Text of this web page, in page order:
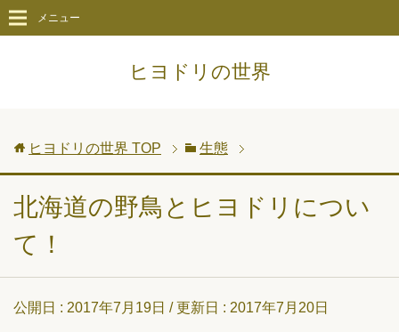
ヒヨドリの世界
メニュー
ヒヨドリの世界 TOP 生態
北海道の野鳥とヒヨドリについ
て！
公開日 : 2017年7月19日 / 更新日 : 2017年7月20日